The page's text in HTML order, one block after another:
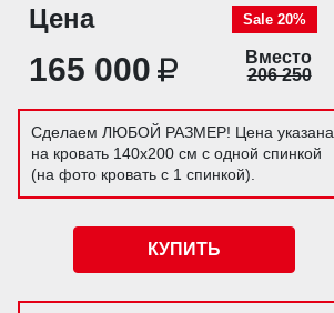
Цена
165 000
Sale 20%
Вместо
206 250
Сделаем ЛЮБОЙ РАЗМЕР! Цена указана
на кровать 140х200 см с одной спинкой
(на фото кровать с 1 спинкой).
КУПИТЬ